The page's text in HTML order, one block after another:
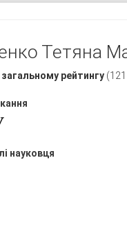
Тетяна
загальному рейтингу(121
науковця